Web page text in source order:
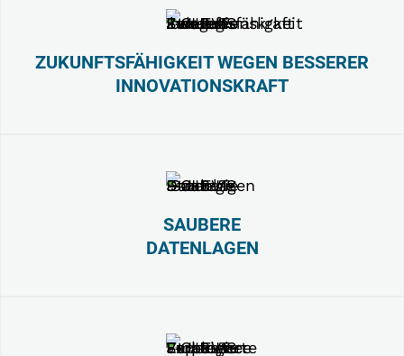
ZUKUNFTSFÄHIGKEIT WEGEN BESSERER
INNOVATIONSKRAFT
SAUBERE
DATENLAGEN